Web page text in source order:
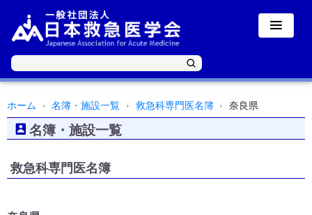
ホーム 名簿・施設一覧 救急科専門医名簿 奈良県
名簿・施設一覧
救急科専門医名簿